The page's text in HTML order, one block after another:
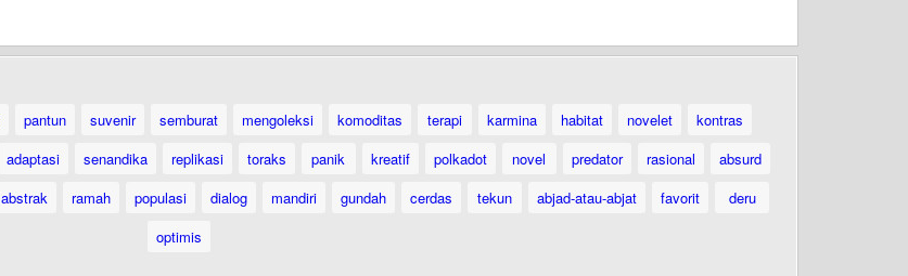
pantun suvenir semburat mengoleksi komoditas terapi karmina habitat novelet
kontras
adaptasi senandika replikasi toraks panik kreatif polkadot novel predator rasional
absurd
abstrak ramah populasi dialog mandiri gundah cerdas tekun abjad-atau-abjat favorit
deru
optimis